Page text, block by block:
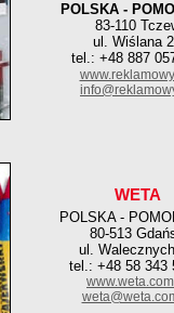
POLSKA -
83-110
ul. Wiślana
tel.: +48 887
WETA
POLSKA -
80-513
ul.
tel.: +48 58 343